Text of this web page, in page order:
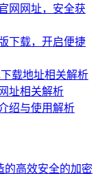
网网址，安全获
下载，开启便捷
载地址相关解析
址相关解析
绍与使用解析
的高效安全的加密